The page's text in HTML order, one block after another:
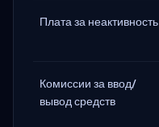
Плата за неактивность
Комиссии за ввод/
вывод средств